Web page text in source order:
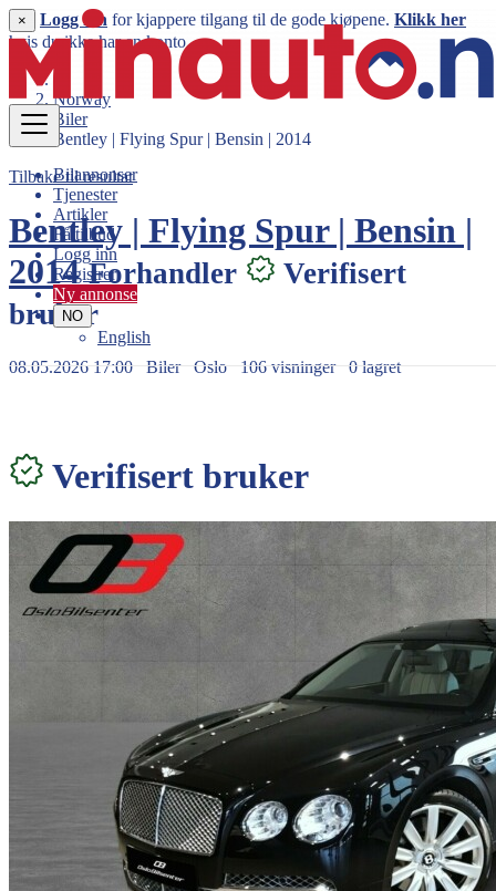
Bilannonser
Tjenester
Artikler
Få tilbud
Logg inn
Registrer
Ny annonse
NO
English
× Logg inn for kjappere tilgang til de gode kjøpene. Klikk her
hvis du ikke har en konto.
Norway
Biler
Bentley | Flying Spur | Bensin | 2014
Tilbake til resultat
Bentley | Flying Spur | Bensin |
2014Forhandler
Verifisert
bruker
08.05.2026 17:00 Biler Oslo 106 visninger 0 lagret
Verifisert bruker